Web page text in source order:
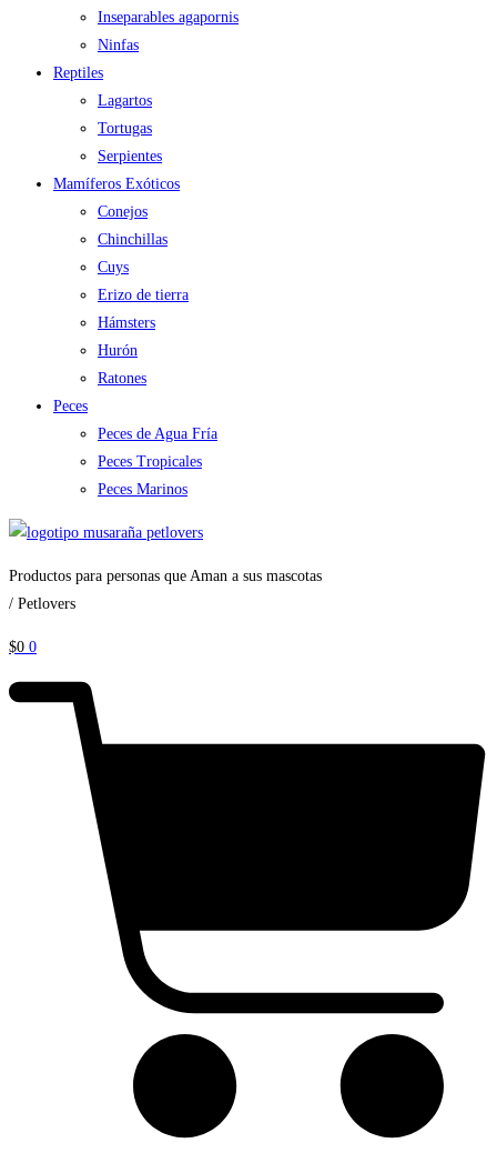
Inseparables agapornis
Ninfas
Reptiles
Lagartos
Tortugas
Serpientes
Mamíferos Exóticos
Conejos
Chinchillas
Cuys
Erizo de tierra
Hámsters
Hurón
Ratones
Peces
Peces de Agua Fría
Peces Tropicales
Peces Marinos
Productos para personas que Aman a sus mascotas
/ Petlovers
$0 0